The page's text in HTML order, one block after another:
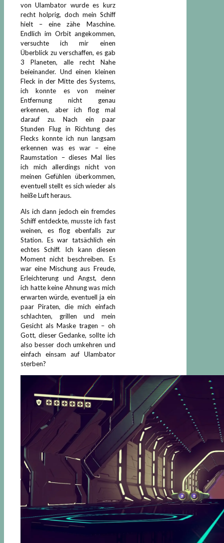
von Ulambator wurde es kurz
recht holprig, doch mein Schiff
hielt – eine zähe Maschine.
Endlich im Orbit angekommen,
versuchte ich mir einen
Überblick zu verschaffen, es gab
3 Planeten, alle recht Nahe
beieinander. Und einen kleinen
Fleck in der Mitte des Systems,
ich konnte es von meiner
Entfernung nicht genau
erkennen, aber ich flog mal
darauf zu. Nach ein paar
Stunden Flug in Richtung des
Flecks konnte ich nun langsam
erkennen was es war – eine
Raumstation – dieses Mal lies
ich mich allerdings nicht von
meinen Gefühlen überkommen,
eventuell stellt es sich wieder als
heiße Luft heraus.
Als ich dann jedoch ein fremdes
Schiff entdeckte, musste ich fast
weinen, es flog ebenfalls zur
Station. Es war tatsächlich ein
echtes Schiff. Ich kann diesen
Moment nicht beschreiben. Es
war eine Mischung aus Freude,
Erleichterung und Angst, denn
ich hatte keine Ahnung was mich
erwarten würde, eventuell ja ein
paar Piraten, die mich einfach
schlachten, grillen und mein
Gesicht als Maske tragen – oh
Gott, dieser Gedanke, sollte ich
also besser doch umkehren und
einfach einsam auf Ulambator
sterben?